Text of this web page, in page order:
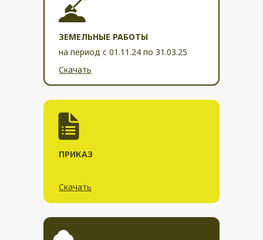
ПРИКАЗ
Скачать
ЗЕМЕЛЬНЫЕ РАБОТЫ
на период с 01.11.24 по 31.03.25
Скачать